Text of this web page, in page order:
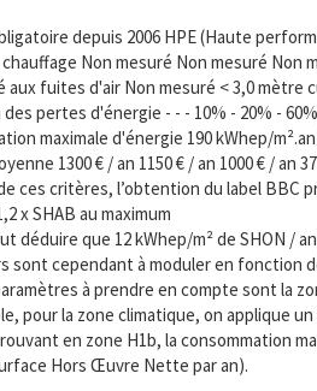
depuis 2006 HPE (Haute
Non mesuré Non mesuré Non
aux fuites d'air Non mesuré < 3,0 mètre
pertes d'énergie - - - 10% - 20% - 60%
maximale d'énergie 190 kWhep/
1300 € / an 1150 € / an 1000 € / an
ces critères, l’obtention du label BBC
x SHAB au maximum
déduire que 12 kWhep/m² de SHON /
sont cependant à moduler en fonction
à prendre en compte sont la
pour la zone climatique, on applique
en zone H1b, la consommation
Hors Œuvre Nette par an).